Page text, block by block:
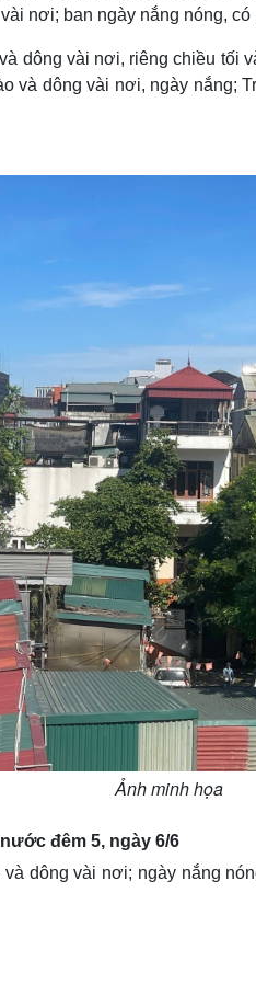
nơi; ban ngày nắng nóng,
dông vài nơi, riêng chiều tối
và dông vài nơi, ngày nắng;
Ảnh minh họa
đêm 5, ngày 6/6
dông vài nơi; ngày nắng